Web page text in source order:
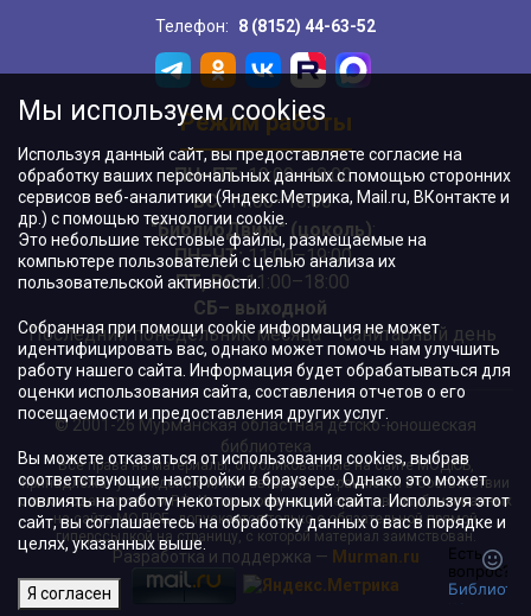
Телефон:
8 (8152) 44-63-52
Режим работы
ПН–ПТ:10:00–18:00
ВС:11:00–18:00
"БиблиоДвиж" (цоколь):
ПН–ЧТ:11:00–19:00
ПТ, ВС:11:00–18:00
СБ– выходной
Последний понедельник месяца – санитарный день
© 2001-26 Мурманская областная детско-юношеская
библиотека
Все права на материалы, опубликованные на сайте МОДЮБ,
принадлежат учреждению и/или авторам и охраняются в соответствии
с законодательством РФ. Использование материалов, опубликованных
на сайте МОДЮБ, допускается только с обязательной прямой
гиперссылкой на страницу, с которой материал заимствован.
Разработка и поддержка — Murman.ru
Мы используем cookies
Используя данный сайт, вы предоставляете согласие на
обработку ваших персональных данных с помощью сторонних
сервисов веб-аналитики (Яндекс.Метрика, Mail.ru, ВКонтакте и
др.) с помощью технологии cookie.
Это небольшие текстовые файлы, размещаемые на
компьютере пользователей с целью анализа их
пользовательской активности.
Собранная при помощи cookie информация не может
идентифицировать вас, однако может помочь нам улучшить
работу нашего сайта. Информация будет обрабатываться для
оценки использования сайта, составления отчетов о его
посещаемости и предоставления других услуг.
Вы можете отказаться от использования cookies, выбрав
соответствующие настройки в браузере. Однако это может
повлиять на работу некоторых функций сайта. Используя этот
сайт, вы соглашаетесь на обработку данных о вас в порядке и
целях, указанных выше.
Я согласен